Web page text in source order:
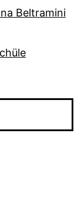
Beltramini